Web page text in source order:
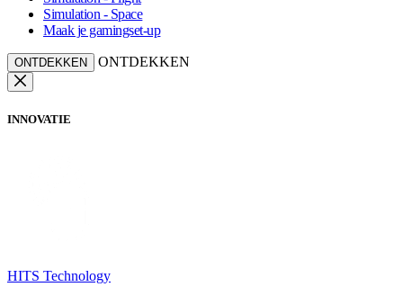
Simulation - Space
Maak je gamingset-up
ONTDEKKEN ONTDEKKEN
INNOVATIE
HITS Technology